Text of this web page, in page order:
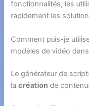
fonctionnalités, les
rapidement les
Comment puis-je
modèles de vidéo
Le générateur de
lacréation de